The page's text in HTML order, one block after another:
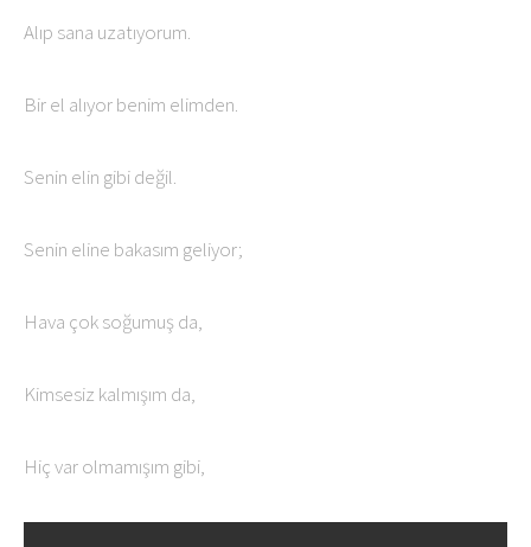
Alıp sana uzatıyorum.
Bir el alıyor benim elimden.
Senin elin gibi değil.
Senin eline bakasım geliyor;
Hava çok soğumuş da,
Kimsesiz kalmışım da,
Hiç var olmamışım gibi,